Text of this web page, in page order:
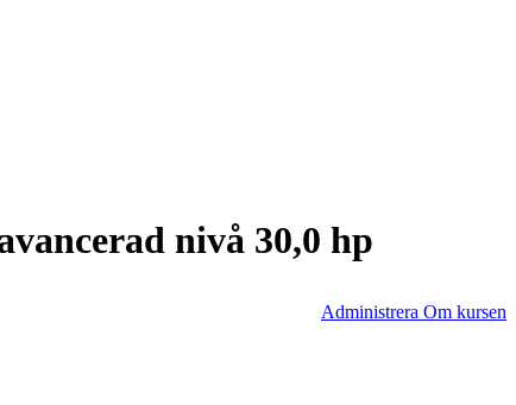
nivå 30,0 hp
Administrera Om kursen